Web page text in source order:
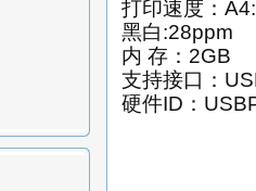
打印速度：
黑白:28ppm
内 存：2GB
支持接口：
硬件ID：